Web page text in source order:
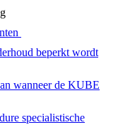
beperkt wordt
wanneer de KUBE
specialistische